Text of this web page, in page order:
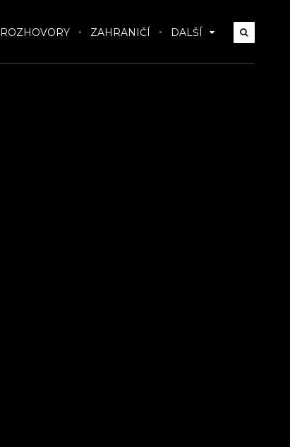
ROZHOVORY ZAHRANIČÍ DALŠÍ